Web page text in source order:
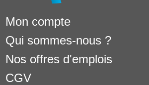
Mon compte
Qui sommes-nous ?
Nos offres d'emplois
CGV